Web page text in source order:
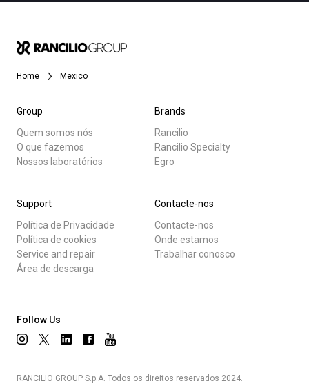
Home Mexico
Group
Quem somos nós
O que fazemos
Nossos laboratórios
Brands
Rancilio
Rancilio Specialty
Egro
Support
Política de Privacidade
Política de cookies
Service and repair
Área de descarga
Contacte-nos
Contacte-nos
Onde estamos
Trabalhar conosco
Follow Us
RANCILIO GROUP S.p.A. Todos os direitos reservados 2024.